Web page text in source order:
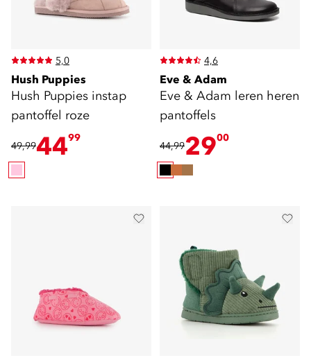
5,0
Hush Puppies
Hush Puppies instap
pantoffel roze
49,994499
4,6
Eve & Adam
Eve & Adam leren heren
pantoffels
44,992900